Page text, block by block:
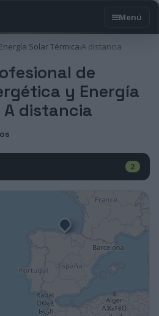
Solar Térmica›A distancia
de
y Energía
A distancia
2